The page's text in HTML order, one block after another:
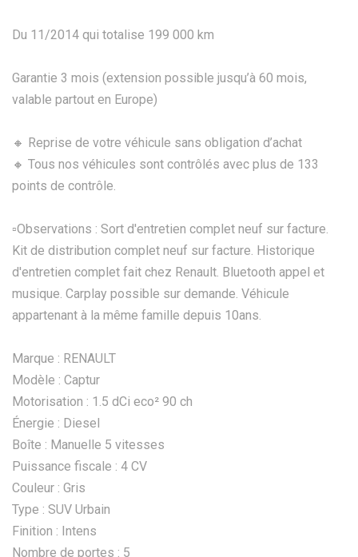
Du 11/2014 qui totalise 199 000 km
Garantie 3 mois (extension possible jusqu’à 60 mois,
valable partout en Europe)
🔸 Reprise de votre véhicule sans obligation d’achat
🔸 Tous nos véhicules sont contrôlés avec plus de 133
points de contrôle.
▫️Observations : Sort d'entretien complet neuf sur facture.
Kit de distribution complet neuf sur facture. Historique
d'entretien complet fait chez Renault. Bluetooth appel et
musique. Carplay possible sur demande. Véhicule
appartenant à la même famille depuis 10ans.
Marque : RENAULT
Modèle : Captur
Motorisation : 1.5 dCi eco² 90 ch
Énergie : Diesel
Boîte : Manuelle 5 vitesses
Puissance fiscale : 4 CV
Couleur : Gris
Type : SUV Urbain
Finition : Intens
Nombre de portes : 5